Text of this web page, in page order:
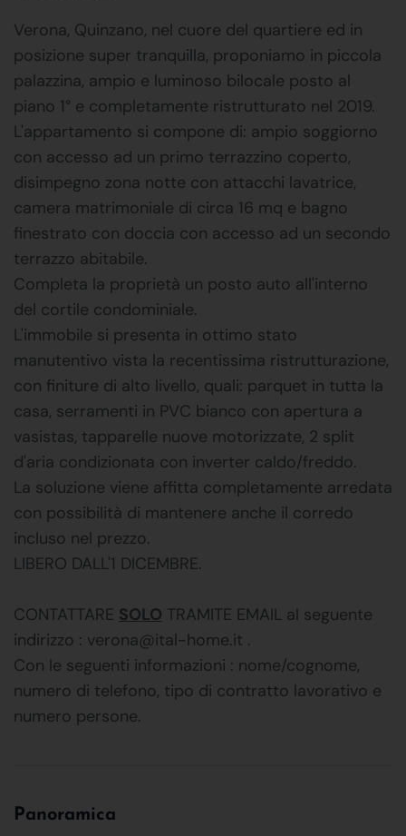
Verona, Quinzano, nel cuore del quartiere ed in
posizione super tranquilla, proponiamo in piccola
palazzina, ampio e luminoso bilocale posto al
piano 1° e completamente ristrutturato nel 2019.
L'appartamento si compone di: ampio soggiorno
con accesso ad un primo terrazzino coperto,
disimpegno zona notte con attacchi lavatrice,
camera matrimoniale di circa 16 mq e bagno
finestrato con doccia con accesso ad un secondo
terrazzo abitabile.
Completa la proprietà un posto auto all'interno
del cortile condominiale.
L'immobile si presenta in ottimo stato
manutentivo vista la recentissima ristrutturazione,
con finiture di alto livello, quali: parquet in tutta la
casa, serramenti in PVC bianco con apertura a
vasistas, tapparelle nuove motorizzate, 2 split
d'aria condizionata con inverter caldo/freddo.
La soluzione viene affitta completamente arredata
con possibilità di mantenere anche il corredo
incluso nel prezzo.
LIBERO DALL'1 DICEMBRE.
CONTATTARE SOLO TRAMITE EMAIL al seguente
indirizzo : verona@ital-home.it .
Con le seguenti informazioni : nome/cognome,
numero di telefono, tipo di contratto lavorativo e
numero persone.
Panoramica